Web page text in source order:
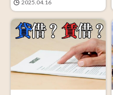
2025.04.16